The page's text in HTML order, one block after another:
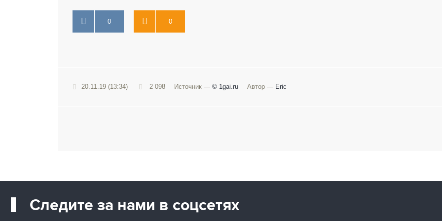
0 0
20.11.19 (13:34) 2 098 Источник — © 1gai.ru Автор — Eric
Следите за нами в соцсетях